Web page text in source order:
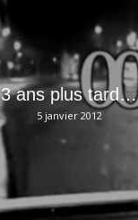
3 ans plus tard…
5 janvier 2012